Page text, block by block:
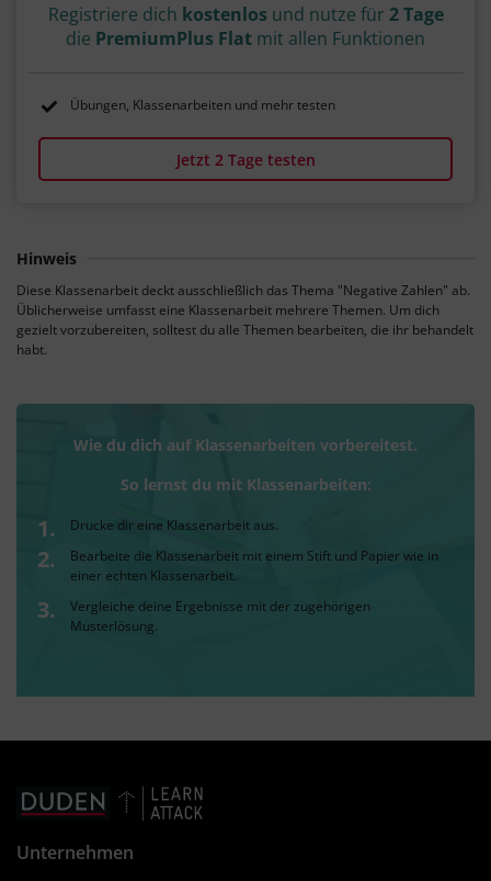
Registriere dich kostenlos und nutze für 2 Tage
die PremiumPlus Flat mit allen Funktionen
Übungen, Klassenarbeiten und mehr testen
Jetzt 2 Tage testen
Hinweis
Diese Klassenarbeit deckt ausschließlich das Thema "Negative Zahlen" ab.
Üblicherweise umfasst eine Klassenarbeit mehrere Themen. Um dich
gezielt vorzubereiten, solltest du alle Themen bearbeiten, die ihr behandelt
habt.
Wie du dich auf Klassenarbeiten vorbereitest.
So lernst du mit Klassenarbeiten:
Drucke dir eine Klassenarbeit aus.
Bearbeite die Klassenarbeit mit einem Stift und Papier wie in
einer echten Klassenarbeit.
Vergleiche deine Ergebnisse mit der zugehörigen
Musterlösung.
Unternehmen